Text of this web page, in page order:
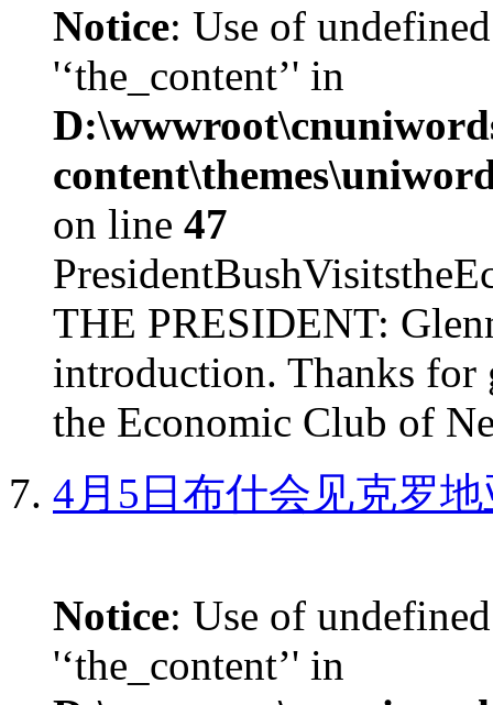
Notice: Use of
'‘the_content’' in
on line 47
THE PRESIDENT:
introduction. Thanks for
the Economic Club of
4月5日布什会见克罗
Notice: Use of
'‘the_content’' in